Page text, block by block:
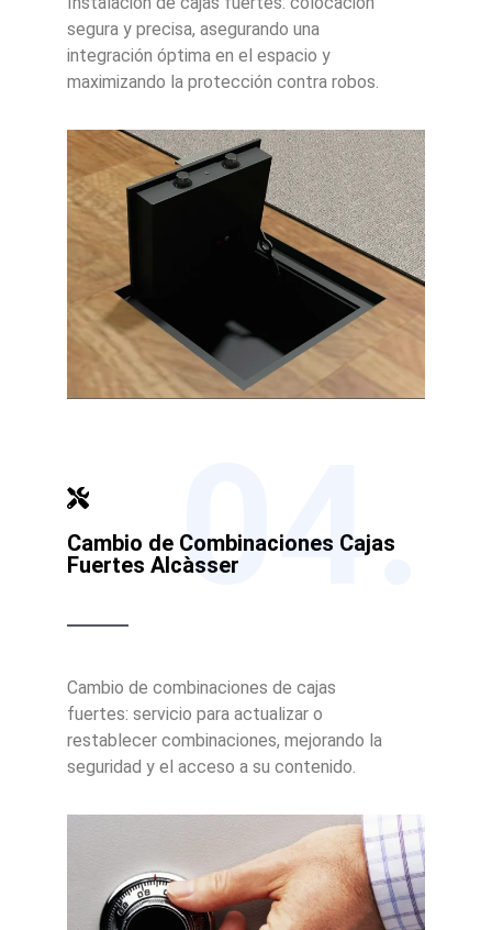
segura y precisa, asegurando una
integración óptima en el espacio y
maximizando la protección contra robos.
Cambio de Combinaciones Cajas
Fuertes Alcàsser04.
Cambio de combinaciones de cajas
fuertes: servicio para actualizar o
restablecer combinaciones, mejorando la
seguridad y el acceso a su contenido.